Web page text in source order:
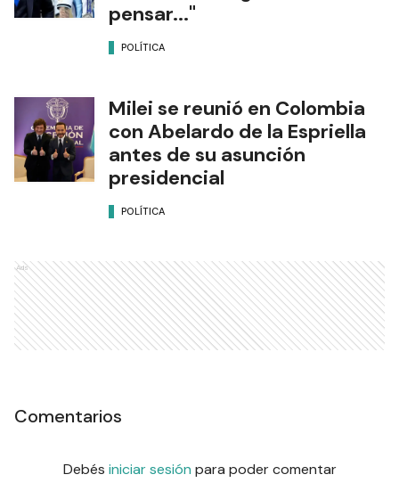
pensar..."
POLÍTICA
Milei se reunió en Colombia
con Abelardo de la Espriella
antes de su asunción
presidencial
POLÍTICA
Ads
Comentarios
Debés iniciar sesión para poder comentar